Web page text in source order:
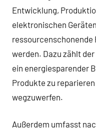
Entwicklung,
elektronischen
werden. Dazu zählt
ein energiesparender
Produkte zu
wegzuwerfen.
Außerdem umfasst